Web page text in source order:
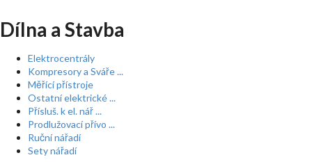
Dílna a Stavba
Elektrocentrály
Kompresory a Sváře ...
Měřící přístroje
Ostatní elektrické ...
Přísluš. k el. nář ...
Prodlužovací přívo ...
Ruční nářadí
Sety nářadí